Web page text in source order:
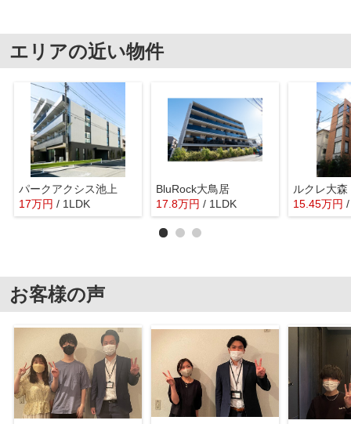
エリアの近い物件
パークアクシス池上
17万円 / 1LDK
BluRock大鳥居
17.8万円 / 1LDK
ルクレ大森
15.45万円
お客様の声